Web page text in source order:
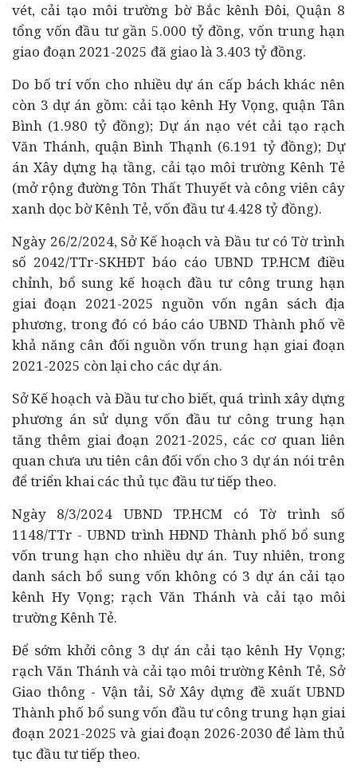
vét, cải tạo môi trường bờ Bắc kênh Đôi, Quận 8
tổng vốn đầu tư gần 5.000 tỷ đồng, vốn trung hạn
giao đoạn 2021-2025 đã giao là 3.403 tỷ đồng.
Do bố trí vốn cho nhiều dự án cấp bách khác nên
còn 3 dự án gồm: cải tạo kênh Hy Vọng, quận Tân
Bình (1.980 tỷ đồng); Dự án nạo vét cải tạo rạch
Văn Thánh, quận Bình Thạnh (6.191 tỷ đồng); Dự
án Xây dựng hạ tầng, cải tạo môi trường Kênh Tẻ
(mở rộng đường Tôn Thất Thuyết và công viên cây
xanh dọc bờ Kênh Tẻ, vốn đầu tư 4.428 tỷ đồng).
Ngày 26/2/2024, Sở Kế hoạch và Đầu tư có Tờ trình
số 2042/TTr-SKHĐT báo cáo UBND TP.HCM điều
chỉnh, bổ sung kế hoạch đầu tư công trung hạn
giai đoạn 2021-2025 nguồn vốn ngân sách địa
phương, trong đó có báo cáo UBND Thành phố về
khả năng cân đối nguồn vốn trung hạn giai đoạn
2021-2025 còn lại cho các dự án.
Sở Kế hoạch và Đầu tư cho biết, quá trình xây dựng
phương án sử dụng vốn đầu tư công trung hạn
tăng thêm giai đoạn 2021-2025, các cơ quan liên
quan chưa ưu tiên cân đối vốn cho 3 dự án nói trên
để triển khai các thủ tục đầu tư tiếp theo.
Ngày 8/3/2024 UBND TP.HCM có Tờ trình số
1148/TTr - UBND trình HĐND Thành phố bổ sung
vốn trung hạn cho nhiều dự án. Tuy nhiên, trong
danh sách bổ sung vốn không có 3 dự án cải tạo
kênh Hy Vọng; rạch Văn Thánh và cải tạo môi
trường Kênh Tẻ.
Để sớm khởi công 3 dự án cải tạo kênh Hy Vọng;
rạch Văn Thánh và cải tạo môi trường Kênh Tẻ, Sở
Giao thông - Vận tải, Sở Xây dựng đề xuất UBND
Thành phố bổ sung vốn đầu tư công trung hạn giai
đoạn 2021-2025 và giai đoạn 2026-2030 để làm thủ
tục đầu tư tiếp theo.